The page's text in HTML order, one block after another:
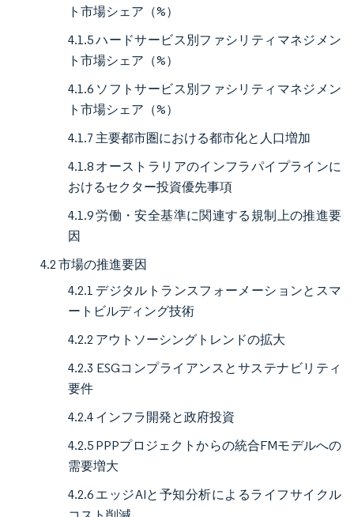
ト市場シェア（%）
4.1.5 ハードサービス別ファシリティマネジメン
ト市場シェア（%）
4.1.6 ソフトサービス別ファシリティマネジメン
ト市場シェア（%）
4.1.7 主要都市圏における都市化と人口増加
4.1.8 オーストラリアのインフラパイプラインに
おけるセクター投資優先事項
4.1.9 労働・安全基準に関連する規制上の推進要
因
4.2 市場の推進要因
4.2.1 デジタルトランスフォーメーションとスマ
ートビルディング技術
4.2.2 アウトソーシングトレンドの拡大
4.2.3 ESGコンプライアンスとサステナビリティ
要件
4.2.4 インフラ開発と政府投資
4.2.5 PPPプロジェクトからの統合FMモデルへの
需要増大
4.2.6 エッジAIと予知分析によるライフサイクル